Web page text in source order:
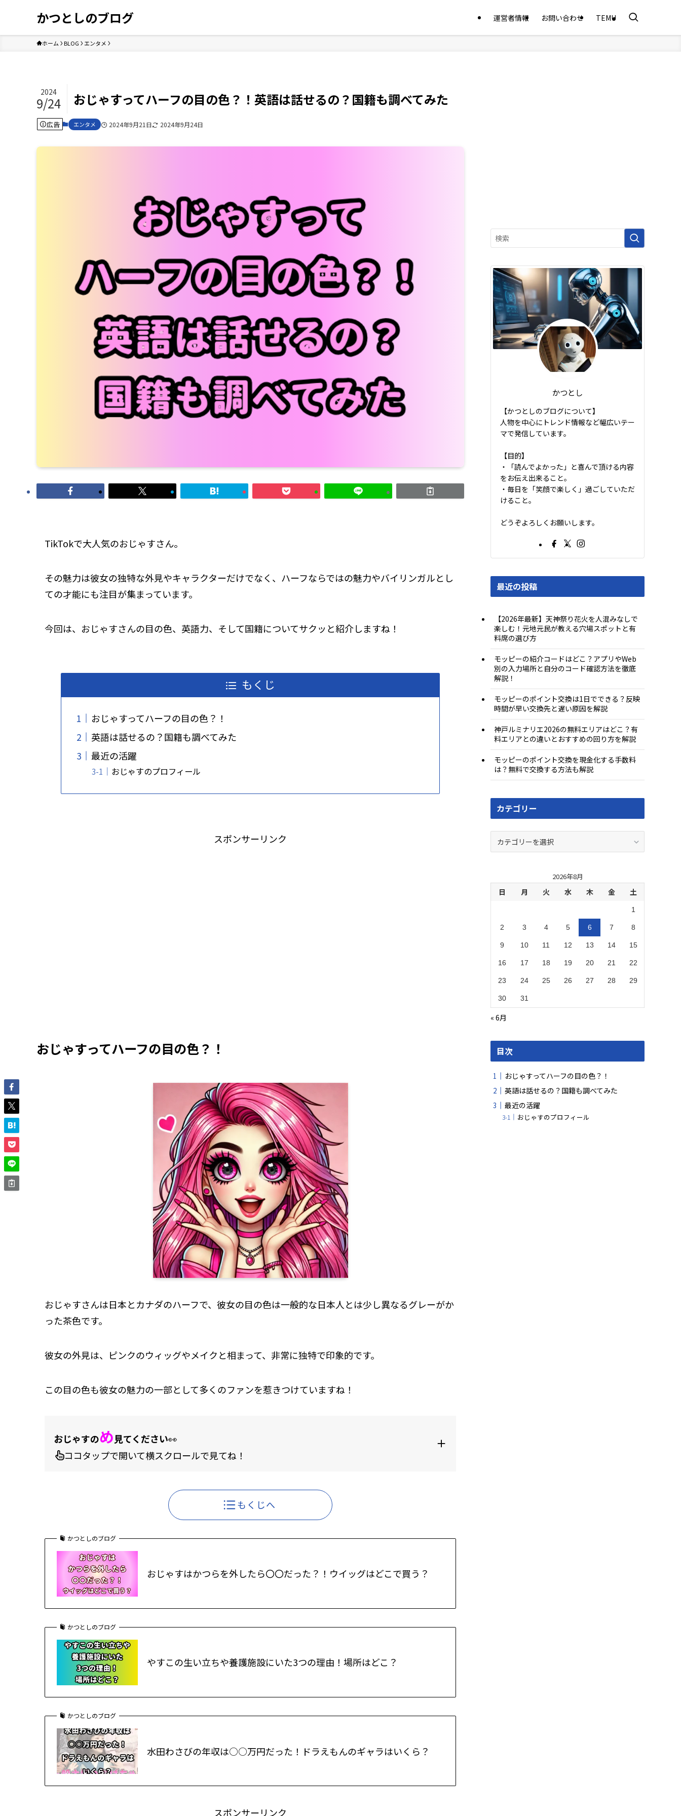
かつとしのブログ 運営者情報 お問い合わせ TEMU
ホーム BLOG エンタメ
おじゃすってハーフの目の色？！英語は話せるの？国籍も調べてみた
2024
9/24
広告 エンタメ 2024年9月21日 2024年9月24日
TikTokで大人気のおじゃすさん。
その魅力は彼女の独特な外見やキャラクターだけでなく、ハーフならではの魅力やバイリンガルとし
ての才能にも注目が集まっています。
今回は、おじゃすさんの目の色、英語力、そして国籍についてサクッと紹介しますね！
もくじ
おじゃすってハーフの目の色？！
英語は話せるの？国籍も調べてみた
最近の活躍
おじゃすのプロフィール
スポンサーリンク
おじゃすってハーフの目の色？！
おじゃすさんは日本とカナダのハーフで、彼女の目の色は一般的な日本人とは少し異なるグレーがか
った茶色です。
彼女の外見は、ピンクのウィッグやメイクと相まって、非常に独特で印象的です。
この目の色も彼女の魅力の一部として多くのファンを惹きつけていますね！
おじゃすのめ見てください👀
ココタップで開いて横スクロールで見てね！
もくじへ
かつとしのブログ
おじゃすはかつらを外したら〇〇だった？！ウイッグはどこで買う？
かつとしのブログ
やすこの生い立ちや養護施設にいた3つの理由！場所はどこ？
かつとしのブログ
水田わさびの年収は○○万円だった！ドラえもんのギャラはいくら？
スポンサーリンク
かつとし
【かつとしのブログについて】
人物を中心にトレンド情報など幅広いテー
マで発信しています。
【目的】
・「読んでよかった」と喜んで頂ける内容
をお伝え出来ること。
・毎日を「笑顔で楽しく」過ごしていただ
けること。
どうぞよろしくお願いします。
最近の投稿
【2026年最新】天神祭り花火を人混みなしで
楽しむ！元地元民が教える穴場スポットと有
料席の選び方
モッピーの紹介コードはどこ？アプリやWeb
別の入力場所と自分のコード確認方法を徹底
解説！
モッピーのポイント交換は1日でできる？反映
時間が早い交換先と遅い原因を解説
神戸ルミナリエ2026の無料エリアはどこ？有
料エリアとの違いとおすすめの回り方を解説
モッピーのポイント交換を現金化する手数料
は？無料で交換する方法も解説
カテゴリー
ー
2026年8月
日 月 火 水 木 金 土
1
2 3 4 5 6 7 8
9 10 11 12 13 14 15
16 17 18 19 20 21 22
23 24 25 26 27 28 29
30 31
« 6月
目次
おじゃすってハーフの目の色？！
英語は話せるの？国籍も調べてみた
最近の活躍
おじゃすのプロフィール